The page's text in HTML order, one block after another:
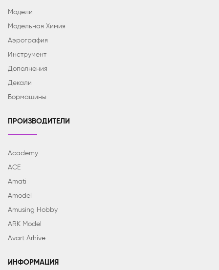
Модели
Модельная Химия
Аэрография
Инструмент
Дополнения
Декали
Бормашины
ПРОИЗВОДИТЕЛИ
Academy
ACE
Amati
Amodel
Amusing Hobby
ARK Model
Avart Arhive
ИНФОРМАЦИЯ